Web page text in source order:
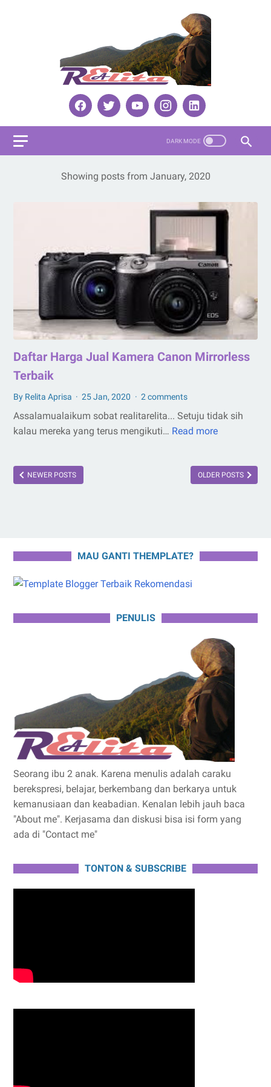
Showing posts from January, 2020
Daftar Harga Jual Kamera Canon Mirrorless
Terbaik
By Relita Aprisa 25 Jan, 2020 2 comments
Assalamualaikum sobat realitarelita... Setuju tidak sih
kalau mereka yang terus mengikuti… Read more
Jual
Kamera
NEWER POSTS OLDER POSTS
MAU GANTI THEMPLATE?
PENULIS
Seorang ibu 2 anak. Karena menulis adalah caraku
berekspresi, belajar, berkembang dan berkarya untuk
kemanusiaan dan keabadian. Kenalan lebih jauh baca
"About me". Kerjasama dan diskusi bisa isi form yang
ada di "Contact me"
TONTON & SUBSCRIBE